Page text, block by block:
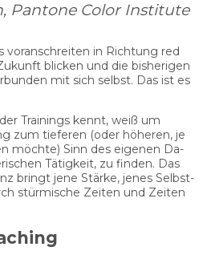
Pantone Color Institute
voranschreiten in Richtung red
blicken und die bisherigen
mit sich selbst. Das ist es
Trainings kennt, weiß um
zum tieferen (oder höheren, je
möchte) Sinn des eigenen Da-
Tätigkeit, zu finden. Das
bringt jene Stärke, jenes Selbst-
stürmische Zeiten und Zeiten